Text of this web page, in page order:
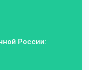
России: